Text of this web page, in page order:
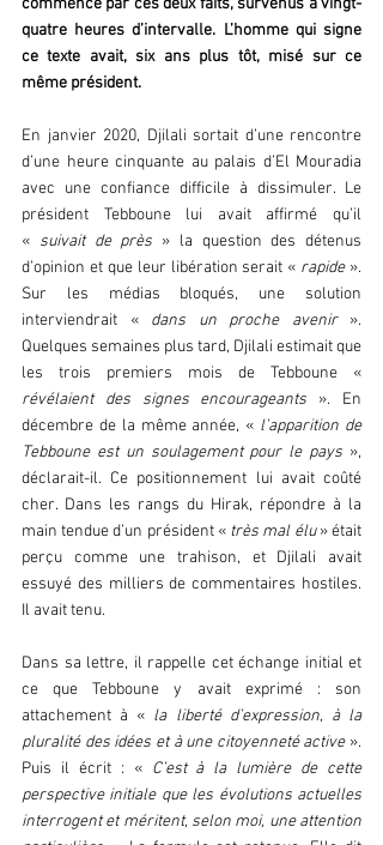
commence par ces deux faits, survenus à vingt-
quatre heures d’intervalle. L’homme qui signe
ce texte avait, six ans plus tôt, misé sur ce
même président.
En janvier 2020, Djilali sortait d’une rencontre
d’une heure cinquante au palais d’El Mouradia
avec une confiance difficile à dissimuler. Le
président Tebboune lui avait affirmé qu’il
« suivait de près » la question des détenus
d’opinion et que leur libération serait « rapide ».
Sur les médias bloqués, une solution
interviendrait « dans un proche avenir ».
Quelques semaines plus tard, Djilali estimait que
révélaient des signes encourageants ». En
décembre de la même année, « l’apparition de
Tebboune est un soulagement pour le pays »,
déclarait-il. Ce positionnement lui avait coûté
cher. Dans les rangs du Hirak, répondre à la
main tendue d’un président « très mal élu » était
perçu comme une trahison, et Djilali avait
essuyé des milliers de commentaires hostiles.
Il avait tenu.
Dans sa lettre, il rappelle cet échange initial et
ce que Tebboune y avait exprimé : son
attachement à « la liberté d’expression, à la
pluralité des idées et à une citoyenneté active ».
Puis il écrit : « C’est à la lumière de cette
perspective initiale que les évolutions actuelles
interrogent et méritent, selon moi, une attention